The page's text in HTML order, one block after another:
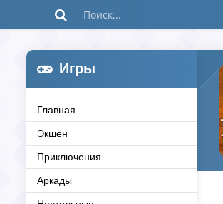
Игры
Главная
Экшен
Приключения
Аркады